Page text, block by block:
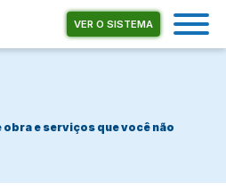
VER O SISTEMA
obra e serviços que você não